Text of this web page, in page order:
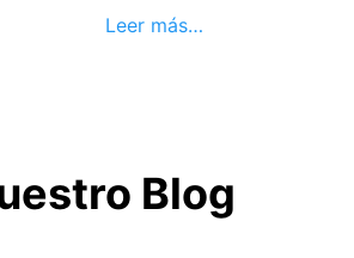
Leer más…
Blog